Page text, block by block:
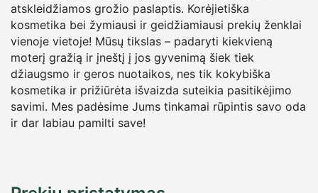
atskleidžiamos grožio paslaptis. Korėjietiška
kosmetika bei žymiausi ir geidžiamiausi prekių ženklai
vienoje vietoje! Mūsų tikslas – padaryti kiekvieną
moterį gražią ir įneštį į jos gyvenimą šiek tiek
džiaugsmo ir geros nuotaikos, nes tik kokybiška
kosmetika ir prižiūrėta išvaizda suteikia pasitikėjimo
savimi. Mes padėsime Jums tinkamai rūpintis savo oda
ir dar labiau pamilti save!